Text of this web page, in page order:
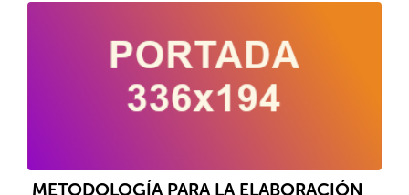
METODOLOGÍA PARA LA ELABORACIÓN